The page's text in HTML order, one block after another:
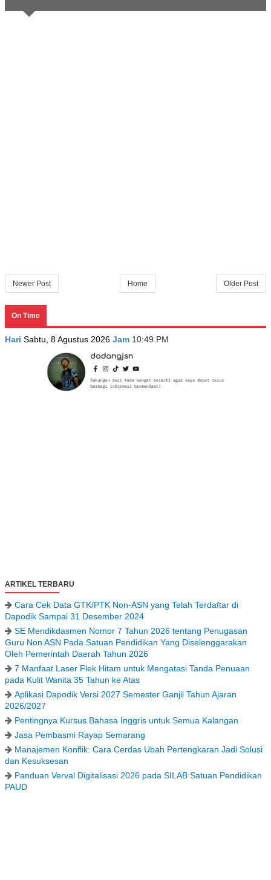
Newer Post Older Post
Home
On Time
Hari Sabtu, 8 Agustus 2026 Jam 10:49 PM
ARTIKEL TERBARU
Cara Cek Data GTK/PTK Non-ASN yang Telah Terdaftar di
Dapodik Sampai 31 Desember 2024
SE Mendikdasmen Nomor 7 Tahun 2026 tentang Penugasan
Guru Non ASN Pada Satuan Pendidikan Yang Diselenggarakan
Oleh Pemerintah Daerah Tahun 2026
7 Manfaat Laser Flek Hitam untuk Mengatasi Tanda Penuaan
pada Kulit Wanita 35 Tahun ke Atas
Aplikasi Dapodik Versi 2027 Semester Ganjil Tahun Ajaran
2026/2027
Pentingnya Kursus Bahasa Inggris untuk Semua Kalangan
Jasa Pembasmi Rayap Semarang
Manajemen Konflik: Cara Cerdas Ubah Pertengkaran Jadi Solusi
dan Kesuksesan
Panduan Verval Digitalisasi 2026 pada SILAB Satuan Pendidikan
PAUD